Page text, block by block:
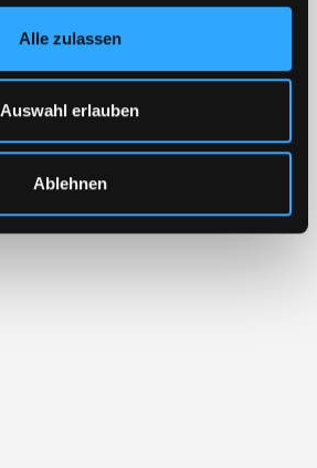
Alle zulassen
Auswahl erlauben
Ablehnen